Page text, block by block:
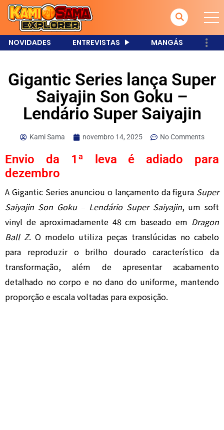
NOVIDADES ENTREVISTAS MANGÁS
Gigantic Series lança Super
Saiyajin Son Goku –
Lendário Super Saiyajin
Kami Sama novembro 14, 2025 No Comments
Envio da 1ª leva é adiado para
dezembro
A Gigantic Series anunciou o lançamento da figura Super
Saiyajin Son Goku – Lendário Super Saiyajin, um soft
vinyl de aproximadamente 48 cm baseado em Dragon
Ball Z. O modelo utiliza peças translúcidas no cabelo
para reproduzir o brilho dourado característico da
transformação, além de apresentar acabamento
detalhado no corpo e no dano do uniforme, mantendo
proporção e escala voltadas para exposição.